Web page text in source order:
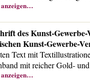
des Kunst-
Kunst-Gewerbe-
Text mit
mit reicher Gold-